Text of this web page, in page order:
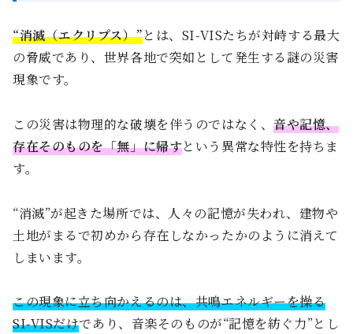
“消滅（エクリプス）”とは、SI-VISたちが対峙する最大
の脅威であり、世界各地で突如として発生する謎の災害
現象です。
この災害は物理的な破壊を伴うのではなく、音や記憶、
存在そのものを「無」に帰すという異常な特性を持ちま
す。
“消滅”が起きた場所では、人々の記憶が失われ、建物や
土地がまるで初めから存在しなかったかのように消えて
しまいます。
この現象に立ち向かえるのは、共鳴エネルギーを操る
SI-VISだけであり、音楽そのものが“記憶を紡ぐ力”とし